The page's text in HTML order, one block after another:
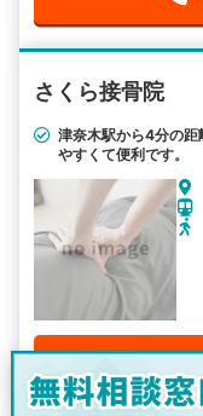
さくら接骨院
津奈木駅から4分の距
やすくて便利です。